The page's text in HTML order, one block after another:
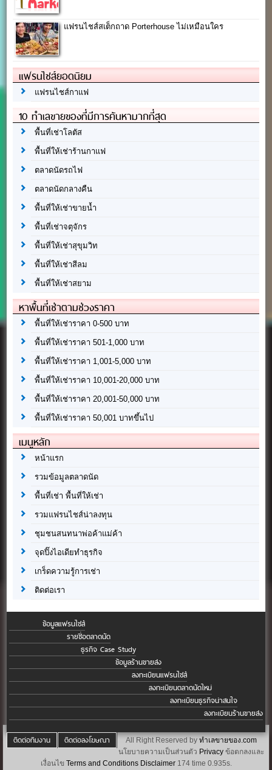
แฟรนไชส์สเต็กถาด Porterhouse ไม่เหมือนใคร
แฟรนไชส์ยอดนิยม
แฟรนไชส์กาแฟ
10 ทำเลขายของที่มีการค้นหามากที่สุด
พื้นที่เช่าโลตัส
พื้นที่ให้เช่าร้านกาแฟ
ตลาดนัดรถไฟ
ตลาดนัดกลางคืน
พื้นที่ให้เช่าขายน้ำ
พื้นที่เช่าจตุจักร
พื้นที่ให้เช่าสุขุมวิท
พื้นที่ให้เช่าสีลม
พื้นที่ให้เช่าสยาม
หาพื้นที่เช่าตามช่วงราคา
พื้นที่ให้เช่าราคา 0-500 บาท
พื้นที่ให้เช่าราคา 501-1,000 บาท
พื้นที่ให้เช่าราคา 1,001-5,000 บาท
พื้นที่ให้เช่าราคา 10,001-20,000 บาท
พื้นที่ให้เช่าราคา 20,001-50,000 บาท
พื้นที่ให้เช่าราคา 50,001 บาทขึ้นไป
เมนูหลัก
หน้าแรก
รวมข้อมูลตลาดนัด
พื้นที่เช่า พื้นที่ให้เช่า
รวมแฟรนไชส์น่าลงทุน
ชุมชนสนทนาพ่อค้าแม่ค้า
จุดปิ๊งไอเดียทำธุรกิจ
เกร็ดความรู้การเช่า
ติดต่อเรา
ข้อมูลแฟรนไชส์
รายชื่อตลาดนัด
ธุรกิจ Case Study
ข้อมูลร้านขายส่ง
ลงทะเบียนแฟรนไชส์
ลงทะเบียนตลาดนัดใหม่
ลงทะเบียนธุรกิจน่าสนใจ
ลงทะเบียนร้านขายส่ง
ติดต่อทีมงาน ติดต่อลงโฆษณา All Right Reserved by ทำเลขายของ.com
นโยบายความเป็นส่วนตัว Privacy ข้อตกลงและ
เงื่อนไข Terms and Conditions Disclaimer174 time 0.935s.